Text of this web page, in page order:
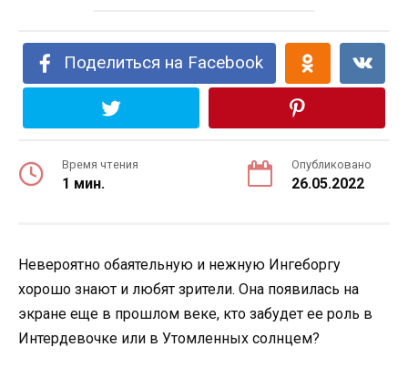
Поделиться на Facebook
Время чтения
1 мин.
Опубликовано
26.05.2022
Невероятно обаятельную и нежную Ингеборгу
хорошо знают и любят зрители. Она появилась на
экране еще в прошлом веке, кто забудет ее роль в
Интердевочке или в Утомленных солнцем?